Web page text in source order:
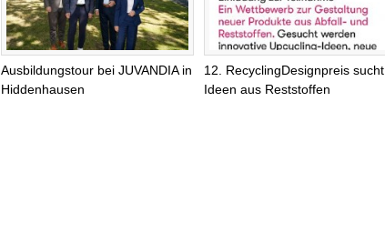
Ausbildungstour bei JUVANDIA in
Hiddenhausen
12. RecyclingDesignpreis sucht
Ideen aus Reststoffen